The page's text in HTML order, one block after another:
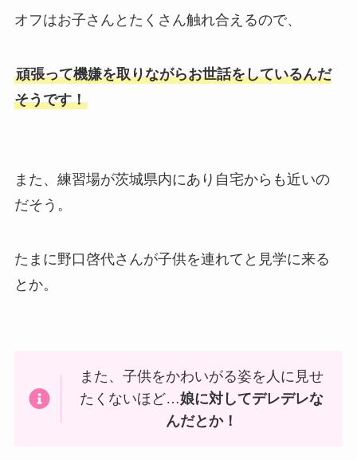
オフはお子さんとたくさん触れ合えるので、
頑張って機嫌を取りながらお世話をしているんだ
そうです！
また、練習場が茨城県内にあり自宅からも近いの
だそう。
たまに野口啓代さんが子供を連れてと見学に来る
とか。
また、子供をかわいがる姿を人に見せ
たくないほど…娘に対してデレデレな
んだとか！